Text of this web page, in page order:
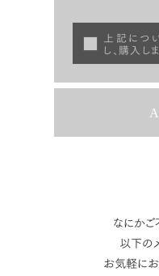
上記につ
し、購入し
なにかご
以下の
お気軽に